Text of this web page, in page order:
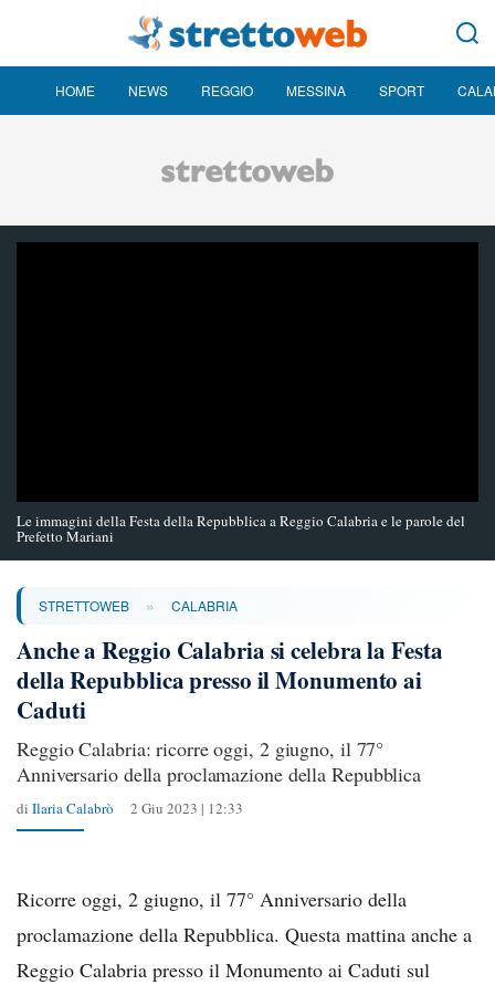
HOME NEWS REGGIO MESSINA SPORT
Le immagini della Festa della Repubblica a Reggio Calabria e le parole del
Prefetto Mariani
STRETTOWEB » CALABRIA
Anche a Reggio Calabria si celebra la Festa
della Repubblica presso il Monumento ai
Caduti
Reggio Calabria: ricorre oggi, 2 giugno, il 77°
Anniversario della proclamazione della Repubblica
di Ilaria Calabrò 2 Giu 2023 | 12:33
Ricorre oggi, 2 giugno, il 77° Anniversario della
proclamazione della Repubblica. Questa mattina anche a
Reggio Calabria presso il Monumento ai Caduti sul